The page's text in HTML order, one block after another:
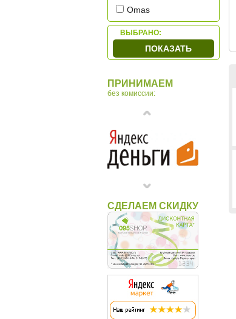
Omas
OTTO HUTT
Parker
ВЫБРАНО:
ПОКАЗАТЬ
ПРИНИМАЕМ
без комиссии:
СДЕЛАЕМ СКИДКУ